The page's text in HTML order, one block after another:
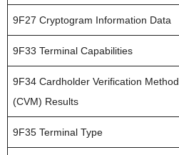
9F27 Cryptogram Information Data
9F33 Terminal Capabilities
9F34 Cardholder Verification Method
(CVM) Results
9F35 Terminal Type